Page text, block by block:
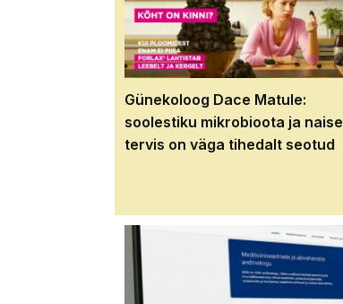
Günekoloog Dace Matule:
soolestiku mikrobioota ja naise
tervis on väga tihedalt seotud